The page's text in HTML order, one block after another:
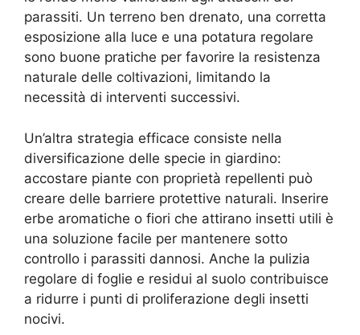
parassiti. Un terreno ben drenato, una corretta
esposizione alla luce e una potatura regolare
sono buone pratiche per favorire la resistenza
naturale delle coltivazioni, limitando la
necessità di interventi successivi.
Un’altra strategia efficace consiste nella
diversificazione delle specie in giardino:
accostare piante con proprietà repellenti può
creare delle barriere protettive naturali. Inserire
erbe aromatiche o fiori che attirano insetti utili è
una soluzione facile per mantenere sotto
controllo i parassiti dannosi. Anche la pulizia
regolare di foglie e residui al suolo contribuisce
a ridurre i punti di proliferazione degli insetti
nocivi.